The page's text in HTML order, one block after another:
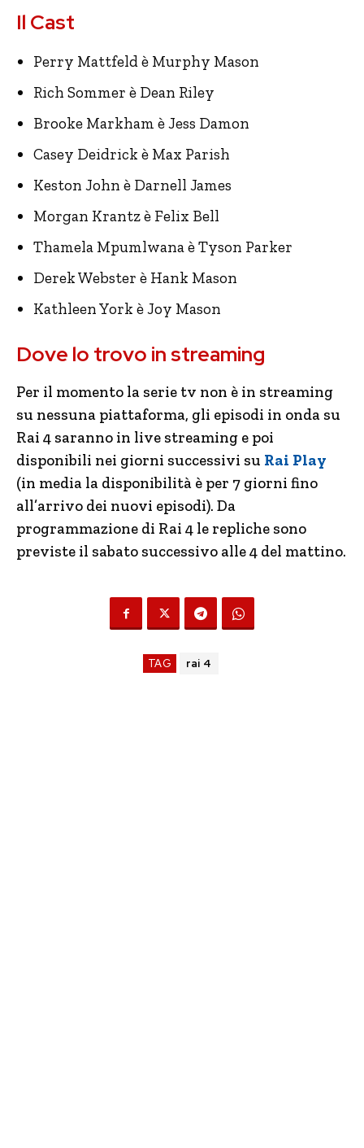
Il Cast
Perry Mattfeld è Murphy Mason
Rich Sommer è Dean Riley
Brooke Markham è Jess Damon
Casey Deidrick è Max Parish
Keston John è Darnell James
Morgan Krantz è Felix Bell
Thamela Mpumlwana è Tyson Parker
Derek Webster è Hank Mason
Kathleen York è Joy Mason
Dove lo trovo in streaming
Per il momento la serie tv non è in streaming
su nessuna piattaforma, gli episodi in onda su
Rai 4 saranno in live streaming e poi
disponibili nei giorni successivi su Rai Play
(in media la disponibilità è per 7 giorni fino
all’arrivo dei nuovi episodi). Da
programmazione di Rai 4 le repliche sono
previste il sabato successivo alle 4 del mattino.
TAG rai 4